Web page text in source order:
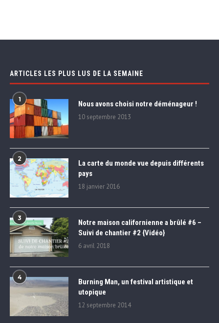
ARTICLES LES PLUS LUS DE LA SEMAINE
1 Nous avons choisi notre déménageur !
10 septembre 2013
2
La carte du monde vue depuis différents
pays
18 janvier 2016
3
Notre maison californienne a brûlé #6 –
Suivi de chantier #2 {Vidéo}
6 avril 2018
4
Burning Man, un festival artistique et
utopique
12 septembre 2014